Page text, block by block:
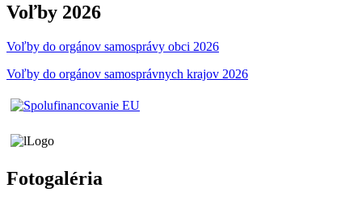
Voľby 2026
Voľby do orgánov samosprávy obci 2026
Voľby do orgánov samosprávnych krajov 2026
Fotogaléria